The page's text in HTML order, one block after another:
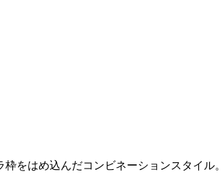
をはめ込んだコンビネーションスタイル。